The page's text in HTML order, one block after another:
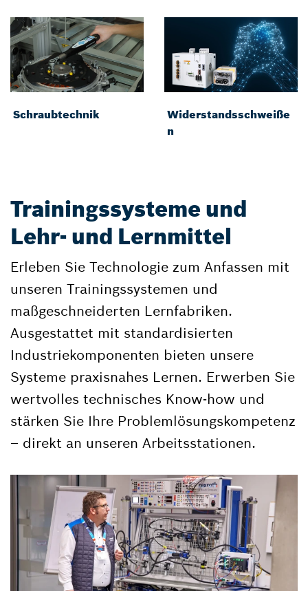
Schraubtechnik
Widerstandsschweiße
n
Trainingssysteme und
Lehr- und Lernmittel
Erleben Sie Technologie zum Anfassen mit
unseren Trainingssystemen und
maßgeschneiderten Lernfabriken.
Ausgestattet mit standardisierten
Industriekomponenten bieten unsere
Systeme praxisnahes Lernen. Erwerben Sie
wertvolles technisches Know-how und
stärken Sie Ihre Problemlösungskompetenz
– direkt an unseren Arbeitsstationen.